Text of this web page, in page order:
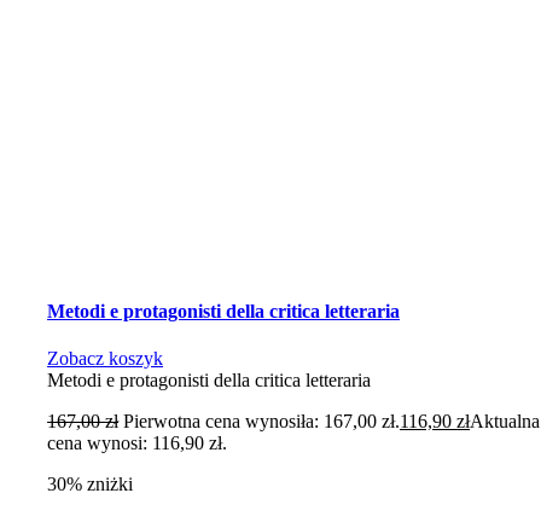
Metodi e protagonisti della critica letteraria
Zobacz koszyk
Metodi e protagonisti della critica letteraria
167,00zł Pierwotna cena wynosiła: 167,00 zł.116,90złAktualna
cena wynosi: 116,90 zł.
30% zniżki